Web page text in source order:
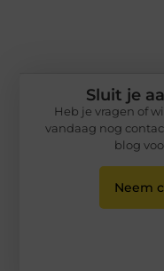
Sluit je
Heb je vragen of
vandaag nog
blog
Neem